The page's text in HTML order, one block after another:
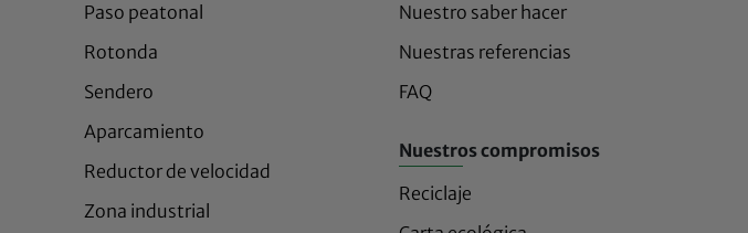
Paso peatonal
Rotonda
Sendero
Aparcamiento
Reductor de velocidad
Zona industrial
Nuestro saber hacer
Nuestras referencias
FAQ
Nuestros compromisos
Reciclaje